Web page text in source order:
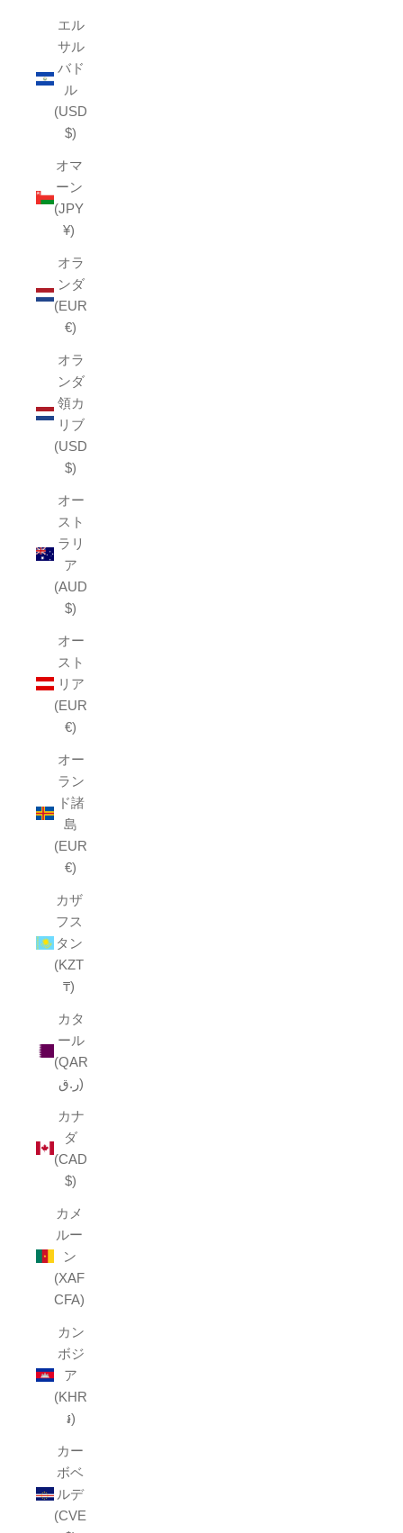
エル
サル
バド
ル
(USD
$)
オマ
ーン
(JPY
¥)
オラ
ンダ
(EUR
€)
オラ
ンダ
領カ
リブ
(USD
$)
オー
スト
ラリ
ア
(AUD
$)
オー
スト
リア
(EUR
€)
オー
ラン
ド諸
島
(EUR
€)
カザ
フス
タン
(KZT
₸)
カタ
ール
(QAR
ر.ق)
カナ
ダ
(CAD
$)
カメ
ルー
ン
(XAF
CFA)
カン
ボジ
ア
(KHR
៛)
カー
ボベ
ルデ
(CVE